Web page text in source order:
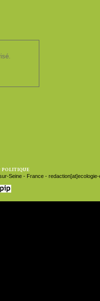
POLITIQUE
Seine - France - redaction[at]ecologie-